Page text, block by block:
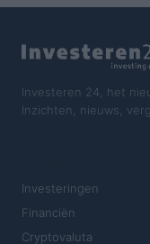
Investeren 24, het
Inzichten, nieuws,
Investeringen
Financiën
Cryptovaluta